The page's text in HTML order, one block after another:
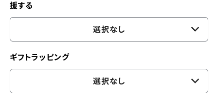
援する
選択なし
ギフトラッピング
選択なし